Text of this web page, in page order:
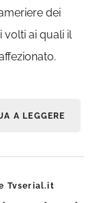
dei
volti ai quali il
A LEGGERE
Tvserial.it